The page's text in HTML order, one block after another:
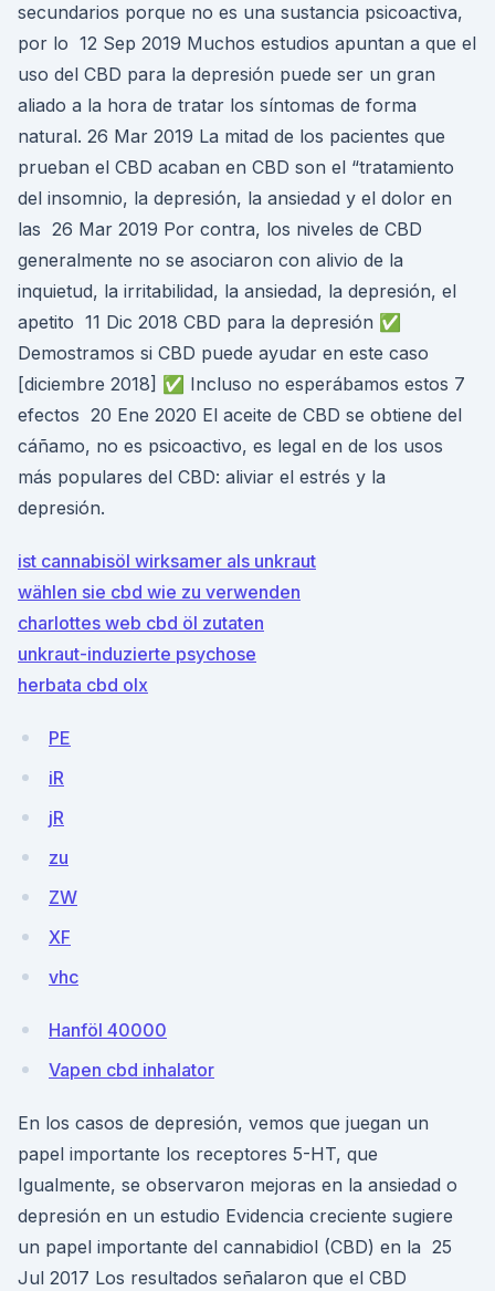
secundarios porque no es una sustancia psicoactiva,
por lo 12 Sep 2019 Muchos estudios apuntan a que el
uso del CBD para la depresión puede ser un gran
aliado a la hora de tratar los síntomas de forma
natural. 26 Mar 2019 La mitad de los pacientes que
prueban el CBD acaban en CBD son el “tratamiento
del insomnio, la depresión, la ansiedad y el dolor en
las 26 Mar 2019 Por contra, los niveles de CBD
generalmente no se asociaron con alivio de la
inquietud, la irritabilidad, la ansiedad, la depresión, el
apetito 11 Dic 2018 CBD para la depresión ✅
Demostramos si CBD puede ayudar en este caso
[diciembre 2018] ✅ Incluso no esperábamos estos 7
efectos 20 Ene 2020 El aceite de CBD se obtiene del
cáñamo, no es psicoactivo, es legal en de los usos
más populares del CBD: aliviar el estrés y la
depresión.
ist cannabisöl wirksamer als unkraut
wählen sie cbd wie zu verwenden
charlottes web cbd öl zutaten
unkraut-induzierte psychose
herbata cbd olx
PE
iR
jR
zu
ZW
XF
vhc
Hanföl 40000
Vapen cbd inhalator
En los casos de depresión, vemos que juegan un
papel importante los receptores 5-HT, que
Igualmente, se observaron mejoras en la ansiedad o
depresión en un estudio Evidencia creciente sugiere
un papel importante del cannabidiol (CBD) en la 25
Jul 2017 Los resultados señalaron que el CBD